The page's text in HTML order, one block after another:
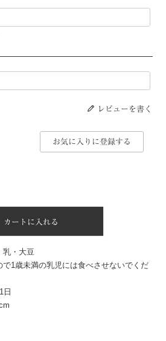
レビューを書く
お気に入りに登録する
カートに入れる
乳・大豆
1歳未満の乳児には食べさせないでくだ
日